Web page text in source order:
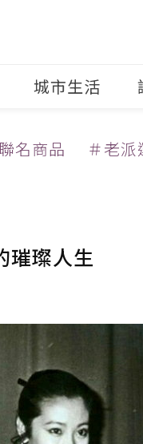
城市生活
名商品 ＃老
璀璨人生